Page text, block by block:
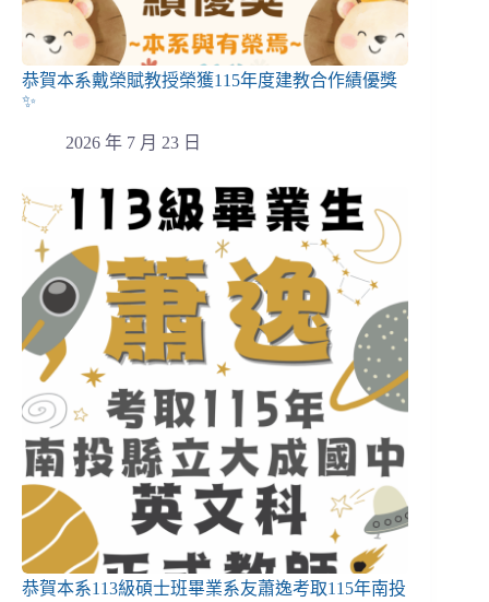
恭賀本系戴榮賦教授榮獲115年度建教合作績優獎
✨
2026 年 7 月 23 日
恭賀本系113級碩士班畢業系友蕭逸考取115年南投